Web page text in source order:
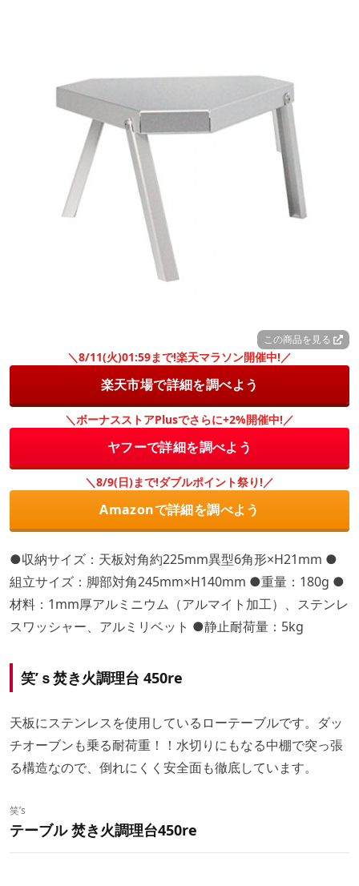
この商品を見る
＼8/11(火)01:59まで!楽天マラソン開催中!／
楽天市場で詳細を調べよう
＼ボーナスストアPlusでさらに+2%開催中!／
ヤフーで詳細を調べよう
＼8/9(日)まで!ダブルポイント祭り!／
Amazonで詳細を調べよう
●収納サイズ：天板対角約225mm異型6角形×H21mm ●
組立サイズ：脚部対角245mm×H140mm ●重量：180g ●
材料：1mm厚アルミニウム（アルマイト加工）、ステンレ
スワッシャー、アルミリベット ●静止耐荷量：5kg
笑’ｓ焚き火調理台 450re
天板にステンレスを使用しているローテーブルです。ダッ
チオーブンも乗る耐荷重！！水切りにもなる中棚で突っ張
る構造なので、倒れにくく安全面も徹底しています。
笑’s
テーブル 焚き火調理台450re